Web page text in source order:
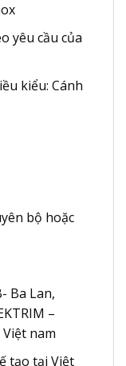
yêu cầu của
kiểu: Cánh
bộ hoặc
Ba Lan,
–
nam
tạo tại Việt